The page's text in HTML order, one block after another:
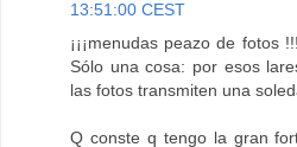
13:51:00 CEST
¡¡¡menudas peazo de fotos
Sólo una cosa: por esos
las fotos transmiten una
Q conste q tengo la gran